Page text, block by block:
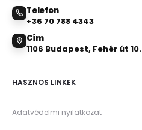
Telefon
+36 70 788 4343
Cím
1106 Budapest, Fehér út 10.
HASZNOS LINKEK
Adatvédelmi nyilatkozat